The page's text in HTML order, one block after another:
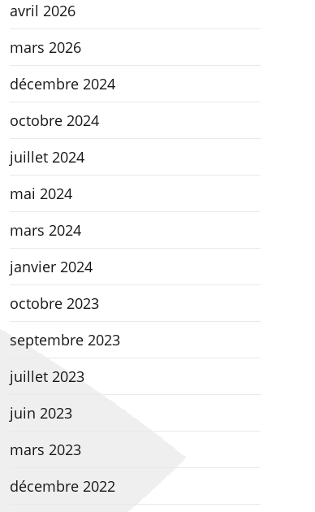
avril 2026
mars 2026
décembre 2024
octobre 2024
juillet 2024
mai 2024
mars 2024
janvier 2024
octobre 2023
septembre 2023
juillet 2023
juin 2023
mars 2023
décembre 2022